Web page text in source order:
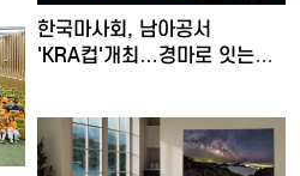
한국마사회, 남아공서
'KRA컵'개최…경마로 잇는